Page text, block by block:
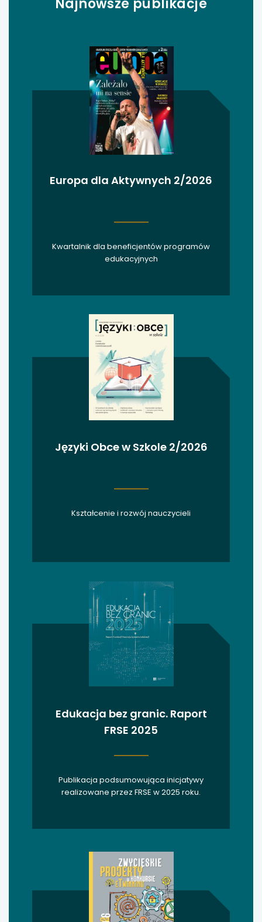
uwaga, link otwiera się w nowej karcie
uwaga, link otwiera się w nowej karcie
uwaga, link otwiera się w nowej karcie
uwaga, link otwiera się w nowej karcie
uwaga, link otwiera się w nowej karcie
uwaga, link otwiera się w nowej karcie
uwaga, link otwiera się w nowej karcie
uwaga, link otwiera się w nowej karcie
uwaga, link otwiera się w nowej karcie
uwaga, link otwiera się w nowej karcie
uwaga, link otwiera się w nowej karcie
uwaga, link otwiera się w nowej karcie
uwaga, link otwiera się w nowej karcie
Najnowsze publikacje
Europa dla Aktywnych 2/2026
Kwartalnik dla beneficjentów programów
edukacyjnych
Języki Obce w Szkole 2/2026
Kształcenie i rozwój nauczycieli
Edukacja bez granic. Raport
FRSE 2025
Publikacja podsumowująca inicjatywy
realizowane przez FRSE w 2025 roku.